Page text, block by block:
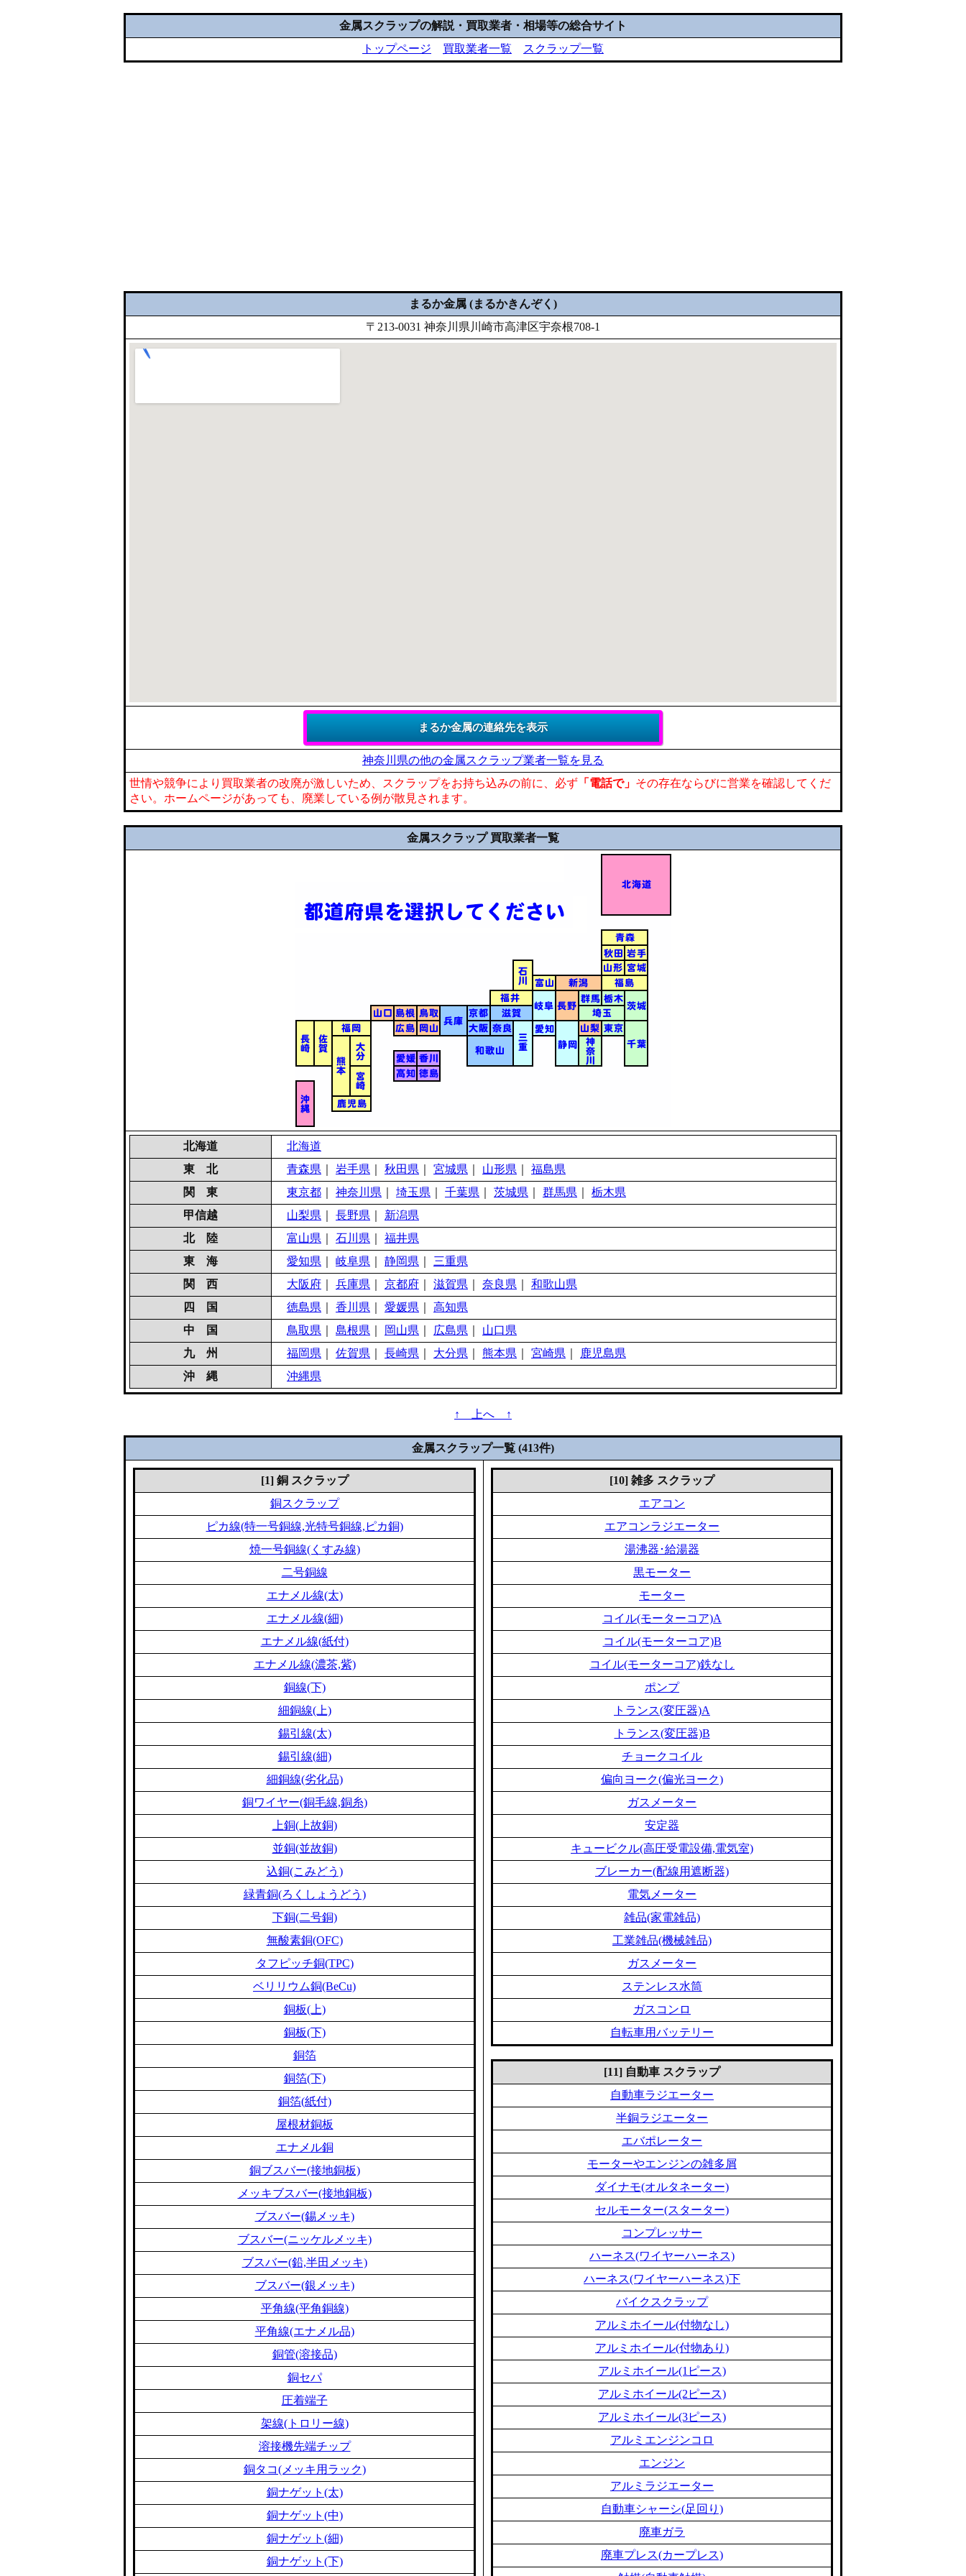
金属スクラップの解説・買取業者・相場等の総合サイト
トップページ
買取業者一覧 スクラップ一覧
まるか金属 (まるかきんぞく)
〒213-0031 神奈川県川崎市高津区宇奈根708-1
神奈川県の他の金属スクラップ業者一覧を見る
世情や競争により買取業者の改廃が激しいため、スクラップをお持ち込みの前に、必ず 「電話で」 その存在ならびに営業を確認してくだ
さい。ホームページがあっても、廃業している例が散見されます。
金属スクラップ 買取業者一覧
北海道
北海道
東 北
青森県 岩手県 秋田県 宮城県 山形県
福島県
関 東
東京都 神奈川県 埼玉県 千葉県 茨城県 群馬県
栃木県
甲信越
山梨県 長野県
新潟県
北 陸
富山県 石川県
福井県
東 海
愛知県 岐阜県 静岡県
三重県
関 西
大阪府 兵庫県 京都府 滋賀県 奈良県
和歌山県
四 国
徳島県 香川県 愛媛県
高知県
中 国
鳥取県 島根県 岡山県 広島県
山口県
九 州
福岡県 佐賀県 長崎県 大分県 熊本県 宮崎県
鹿児島県
沖 縄
沖縄県
↑ 上へ ↑
金属スクラップ一覧 (413件)
[1] 銅 スクラップ
銅スクラップ
ピカ線(特一号銅線,光特号銅線,ピカ銅)
焼一号銅線(くすみ線)
二号銅線
エナメル線(太)
エナメル線(細)
エナメル線(紙付)
エナメル線(濃茶,紫)
銅線(下)
細銅線(上)
錫引線(太)
錫引線(細)
細銅線(劣化品)
銅ワイヤー(銅毛線,銅糸)
上銅(上故銅)
並銅(並故銅)
込銅(こみどう)
緑青銅(ろくしょうどう)
下銅(二号銅)
無酸素銅(OFC)
タフピッチ銅(TPC)
ベリリウム銅(BeCu)
銅板(上)
銅板(下)
銅箔
銅箔(下)
銅箔(紙付)
屋根材銅板
エナメル銅
銅ブスバー(接地銅板)
メッキブスバー(接地銅板)
ブスバー(錫メッキ)
ブスバー(ニッケルメッキ)
ブスバー(鉛,半田メッキ)
ブスバー(銀メッキ)
平角線(平角銅線)
平角線(エナメル品)
銅管(溶接品)
銅セパ
圧着端子
架線(トロリー線)
溶接機先端チップ
銅タコ(メッキ用ラック)
銅ナゲット(太)
銅ナゲット(中)
銅ナゲット(細)
銅ナゲット(下)
[10] 雑多 スクラップ
エアコン
エアコンラジエーター
湯沸器･給湯器
黒モーター
モーター
コイル(モーターコア)A
コイル(モーターコア)B
コイル(モーターコア)鉄なし
ポンプ
トランス(変圧器)A
トランス(変圧器)B
チョークコイル
偏向ヨーク(偏光ヨーク)
ガスメーター
安定器
キュービクル(高圧受電設備,電気室)
ブレーカー(配線用遮断器)
電気メーター
雑品(家電雑品)
工業雑品(機械雑品)
ガスメーター
ステンレス水筒
ガスコンロ
自転車用バッテリー
[11] 自動車 スクラップ
自動車ラジエーター
半銅ラジエーター
エバポレーター
モーターやエンジンの雑多屑
ダイナモ(オルタネーター)
セルモーター(スターター)
コンプレッサー
ハーネス(ワイヤーハーネス)
ハーネス(ワイヤーハーネス)下
バイクスクラップ
アルミホイール(付物なし)
アルミホイール(付物あり)
アルミホイール(1ピース)
アルミホイール(2ピース)
アルミホイール(3ピース)
アルミエンジンコロ
エンジン
アルミラジエーター
自動車シャーシ(足回り)
廃車ガラ
廃車プレス(カープレス)